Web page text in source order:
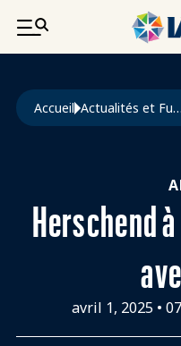
ALLER AU CONTENU
Fil d'Ariane
Accueil Actualités et Funworld
Herschend
avril 1, 2025 •